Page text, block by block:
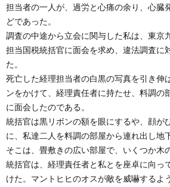
担当者の一人が、過労と心痛の余り、心臓
どであった。
調査の中途から立会に関与した私は、東京
担当国税統括官に面会を求め、違法調査に
た。
死亡した経理担当者の白黒の写真を引き伸
ンをかけて、経理責任者に持たせ、料調の
に面会したのである。
統括官は黒リボンの額を眼にするや、顔が
に、私達二人を料調の部屋から連れ出し地
そこは、畳敷きの広い部屋で、いくつか木
統括官は、経理責任者と私とを座卓に向っ
けた。マントヒヒのオスが敵を威嚇するよ